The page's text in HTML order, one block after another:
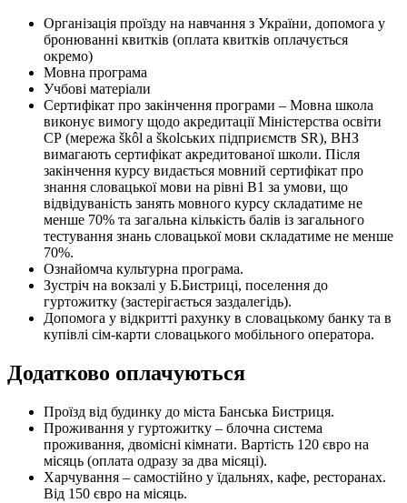
Організація проїзду на навчання з України, допомога у
бронюванні квитків (оплата квитків оплачується
окремо)
Мовна програма
Учбові матеріали
Сертифікат про закінчення програми – Мовна школа
виконує вимогу щодо акредитації Міністерства освіти
СР (мережа škôl a školських підприємств SR), ВНЗ
вимагають сертифікат акредитованої школи. Після
закінчення курсу видається мовний сертифікат про
знання словацької мови на рівні В1 за умови, що
відвідуваність занять мовного курсу складатиме не
менше 70% та загальна кількість балів із загального
тестування знань словацької мови складатиме не менше
70%.
Ознайомча культурна програма.
Зустріч на вокзалі у Б.Бистриці, поселення до
гуртожитку (застерігається заздалегідь).
Допомога у відкритті рахунку в словацькому банку та в
купівлі сім-карти словацького мобільного оператора.
Додатково оплачуються
Проїзд від будинку до міста Банська Бистриця.
Проживання у гуртожитку – блочна система
проживання, двомісні кімнати. Вартість 120 євро на
місяць (оплата одразу за два місяці).
Харчування – самостійно у їдальнях, кафе, ресторанах.
Від 150 євро на місяць.